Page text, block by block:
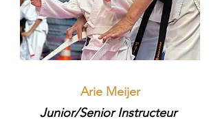
Arie Meijer​
Junior/Senior Instructeur